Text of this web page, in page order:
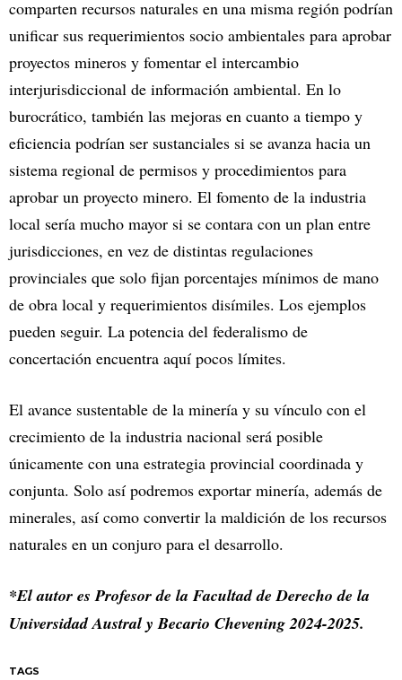
comparten recursos naturales en una misma región podrían
unificar sus requerimientos socio ambientales para aprobar
proyectos mineros y fomentar el intercambio
interjurisdiccional de información ambiental. En lo
burocrático, también las mejoras en cuanto a tiempo y
eficiencia podrían ser sustanciales si se avanza hacia un
sistema regional de permisos y procedimientos para
aprobar un proyecto minero. El fomento de la industria
local sería mucho mayor si se contara con un plan entre
jurisdicciones, en vez de distintas regulaciones
provinciales que solo fijan porcentajes mínimos de mano
de obra local y requerimientos disímiles. Los ejemplos
pueden seguir. La potencia del federalismo de
concertación encuentra aquí pocos límites.
El avance sustentable de la minería y su vínculo con el
crecimiento de la industria nacional será posible
únicamente con una estrategia provincial coordinada y
conjunta. Solo así podremos exportar minería, además de
minerales, así como convertir la maldición de los recursos
naturales en un conjuro para el desarrollo.
*El autor es Profesor de la Facultad de Derecho de la
Universidad Austral y Becario Chevening 2024-2025.
TAGS